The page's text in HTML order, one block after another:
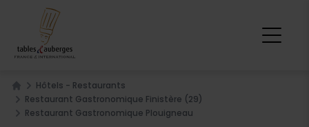
Home
Hôtels - Restaurants
Restaurant Gastronomique Finistère (29)
Restaurant Gastronomique Plouigneau